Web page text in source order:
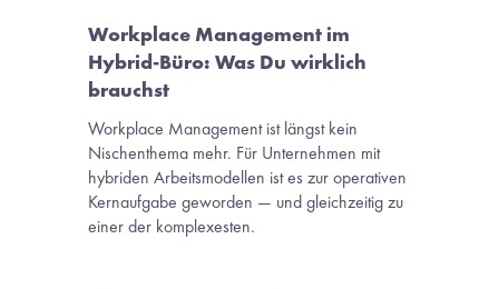
Workplace Management im
Hybrid-Büro: Was Du wirklich
brauchst
Workplace Management ist längst kein
Nischenthema mehr. Für Unternehmen mit
hybriden Arbeitsmodellen ist es zur operativen
Kernaufgabe geworden — und gleichzeitig zu
einer der komplexesten.